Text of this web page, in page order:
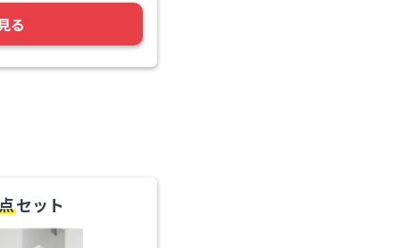
る
セット